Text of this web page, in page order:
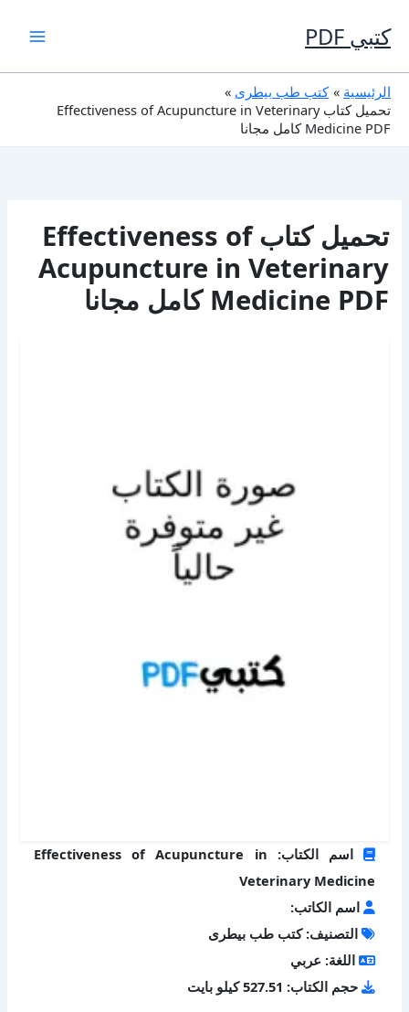
إلى
المحتوى
كتبي PDF
الرئيسية
كتب طب بيطرى
تحميل كتاب Effectiveness of Acupuncture in Veterinary
Medicine PDF كامل مجانا
تحميل كتاب Effectiveness of
Acupuncture in Veterinary
Medicine PDF كامل مجانا
اسم الكتاب: Effectiveness of Acupuncture in
Veterinary Medicine
اسم الكاتب:
التصنيف: كتب طب بيطرى
اللغة: عربي
حجم الكتاب: 527.51 كيلو بايت